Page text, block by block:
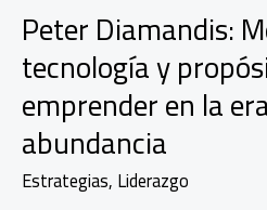
Peter Diamandis:
tecnología y
emprender en la
abundancia
Estrategias, Liderazgo